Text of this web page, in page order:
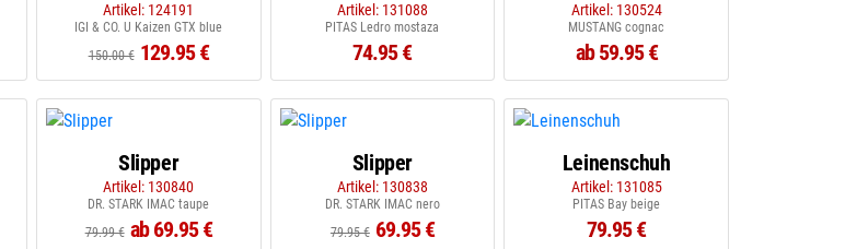
Artikel: 124191
IGI & CO. U Kaizen GTX blue
150.00 € 129.95 €
Artikel: 131088
PITAS Ledro mostaza
74.95 €
Artikel: 130524
MUSTANG cognac
ab 59.95 €
Slipper
Artikel: 130840
DR. STARK IMAC taupe
79.99 € ab 69.95 €
Slipper
Artikel: 130838
DR. STARK IMAC nero
79.95 € 69.95 €
Leinenschuh
Artikel: 131085
PITAS Bay beige
79.95 €